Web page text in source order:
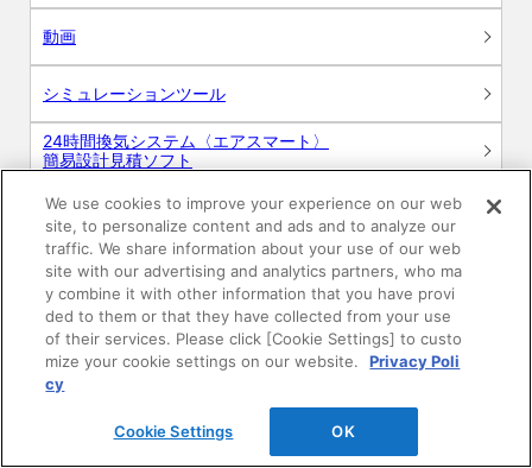
動画
シミュレーションツール
24時間換気システム〈エアスマート〉
簡易設計見積ソフト
R&Dセンター環境測定・分析サービス
商品マスター申し込み
電子公告 このWEBサイトについて
We use cookies to improve your experience on our web
site, to personalize content and ads and to analyze our
traffic. We share information about your use of our web
site with our advertising and analytics partners, who ma
y combine it with other information that you have provi
ded to them or that they have collected from your use
of their services. Please click [Cookie Settings] to custo
mize your cookie settings on our website.
Privacy Poli
cy
Cookie Settings OK